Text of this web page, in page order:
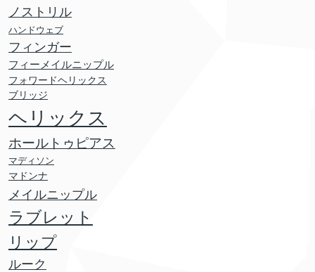
ノストリル
ハンドウェブ
フィンガー
フィーメイルニップル
フォワードヘリックス
ブリッジ
ヘリックス
ホールトゥピアス
マディソン
マドンナ
メイルニップル
ラブレット
リップ
ルーク